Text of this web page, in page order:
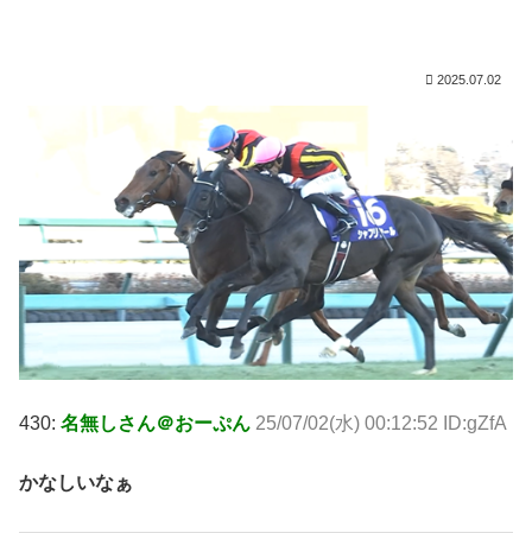
2025.07.02
430: 名無しさん＠おーぷん 25/07/02(水) 00:12:52 ID:gZfA
かなしいなぁ